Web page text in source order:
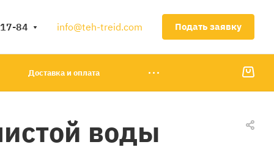
84 info@teh-treid.com Подать заявку
Доставка и оплата
воды